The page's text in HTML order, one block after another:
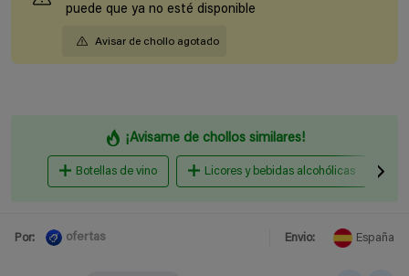
puede que ya no esté disponible
Avisar de chollo agotado
¡Avisame de chollos similares!
Botellas de vino Licores y bebidas alcohólicas
Por: ofertas Envio: España